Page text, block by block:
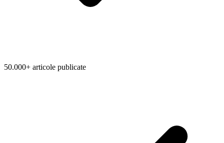
50.000+ articole publicate